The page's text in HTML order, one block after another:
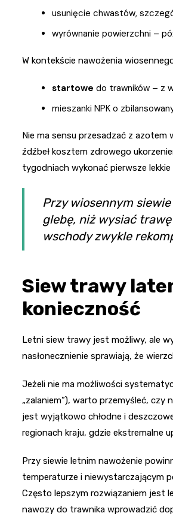
usunięcie chwastów,
wyrównanie powierzchni –
W kontekście nawożenia
startowe do trawników – z
mieszanki NPK o
Nie ma sensu przesadzać z
źdźbeł kosztem zdrowego
tygodniach wykonać pierwsze
Przy wiosennym
glebę, niż wysiać
wschody zwykle
Siew trawy
konieczność
Letni siew trawy jest możliwy, ale
nasłonecznienie sprawiają, że
Jeżeli nie ma możliwości
„zalaniem”), warto przemyśleć, czy
jest wyjątkowo chłodne i
regionach kraju, gdzie ekstremalne
Przy siewie letnim nawożenie
temperaturze i niewystarczającym
Często lepszym rozwiązaniem jest
nawozy do trawnika wprowadzić